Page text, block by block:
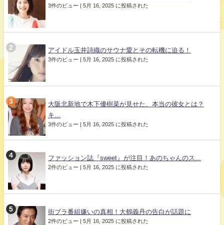
3件のビュー | 5月 16, 2025 に投稿された
アイドル玉井詩織のサウナ愛とその転機に迫る！
3件のビュー | 5月 16, 2025 に投稿された
大阪北新地で木下優樹菜が見せた、本当の彼女とは？
キ...
3件のビュー | 5月 16, 2025 に投稿された
ファッション誌『sweet』が注目！あのちゃんのス...
2件のビュー | 5月 16, 2025 に投稿された
街ブラ番組嫌いの真相！大鶴義丹の告白が話題に
2件のビュー | 5月 16, 2025 に投稿された